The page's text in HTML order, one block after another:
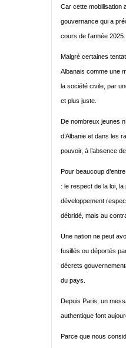
Car cette mobilisation
gouvernance qui a
cours de l’année 2025.
Malgré certaines
Albanais comme une
la société civile, par
et plus juste.
De nombreux jeunes
d’Albanie et dans les
pouvoir, à l’absence
Pour beaucoup
: le respect de la loi,
développement
débridé, mais au
Une nation ne peut
fusillés ou déportés
décrets
du pays.
Depuis Paris, un
authentique font
Parce que nous